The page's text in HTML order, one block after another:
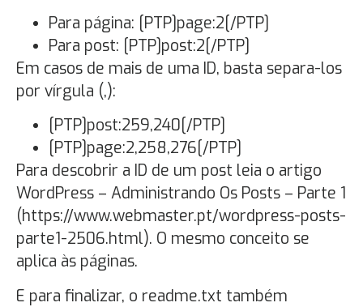
Para página: [PTP]page:2[/PTP]
Para post: [PTP]post:2[/PTP]
Em casos de mais de uma ID, basta separa-los
por vírgula (,):
[PTP]post:259,240[/PTP]
[PTP]page:2,258,276[/PTP]
Para descobrir a ID de um post leia o artigo
WordPress – Administrando Os Posts – Parte 1
(https://www.webmaster.pt/wordpress-posts-
parte1-2506.html). O mesmo conceito se
aplica às páginas.
E para finalizar, o readme.txt também